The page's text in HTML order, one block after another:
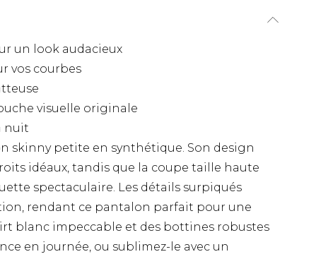
un look audacieux
vos courbes
visuelle originale
nuit
skinny petite en synthétique. Son design
idéaux, tandis que la coupe taille haute
spectaculaire. Les détails surpiqués
rendant ce pantalon parfait pour une
blanc impeccable et des bottines robustes
en journée, ou sublimez-le avec un